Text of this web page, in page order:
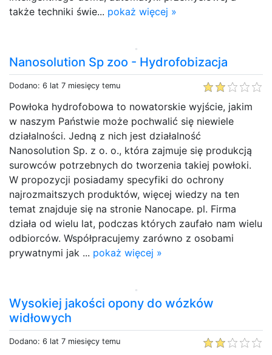
także techniki świe... pokaż więcej »
Nanosolution Sp zoo - Hydrofobizacja
Dodano: 6 lat 7 miesięcy temu
Powłoka hydrofobowa to nowatorskie wyjście, jakim
w naszym Państwie może pochwalić się niewiele
działalności. Jedną z nich jest działalność
Nanosolution Sp. z o. o., która zajmuje się produkcją
surowców potrzebnych do tworzenia takiej powłoki.
W propozycji posiadamy specyfiki do ochrony
najrozmaitszych produktów, więcej wiedzy na ten
temat znajduje się na stronie Nanocape. pl. Firma
działa od wielu lat, podczas których zaufało nam wielu
odbiorców. Współpracujemy zarówno z osobami
prywatnymi jak ... pokaż więcej »
Wysokiej jakości opony do wózków
widłowych
Dodano: 6 lat 7 miesięcy temu